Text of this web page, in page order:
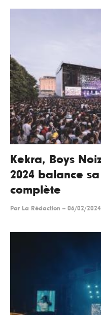
Kekra, Boys
2024 balance
complète
Par La Rédaction -- 06/02/2024